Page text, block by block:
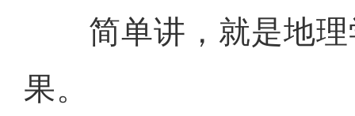
简单讲，就是地理
果。